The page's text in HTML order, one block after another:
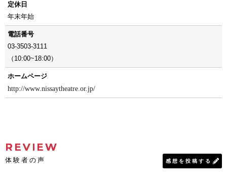
定休日
年末年始
電話番号
03-3503-3111
（10:00~18:00）
ホームページ
http://www.nissaytheatre.or.jp/
REVIEW
体験者の声 感想を投稿する